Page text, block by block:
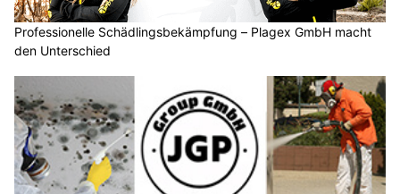
Professionelle Schädlingsbekämpfung – Plagex GmbH macht
den Unterschied